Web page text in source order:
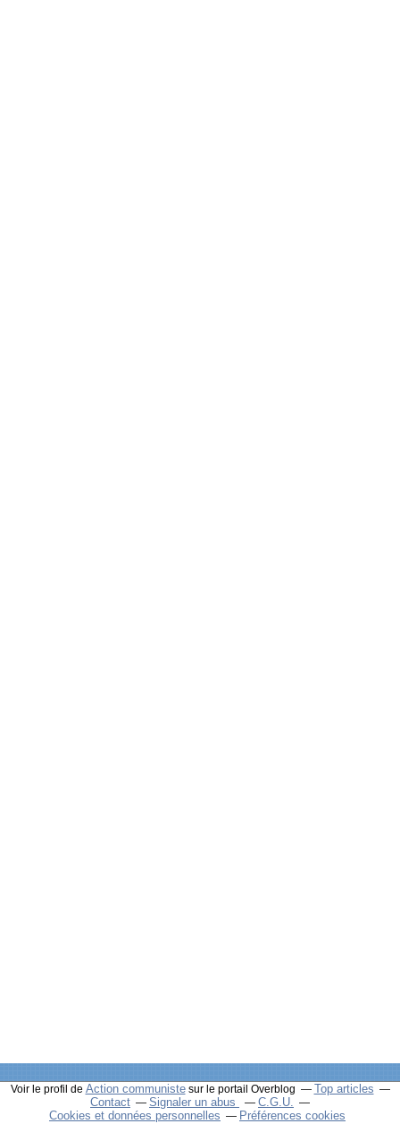
Voir le profil de Action communistesur le portail Overblog
Top articles
Contact
Signaler un abus
C.G.U.
Cookies et données personnelles
Préférences cookies